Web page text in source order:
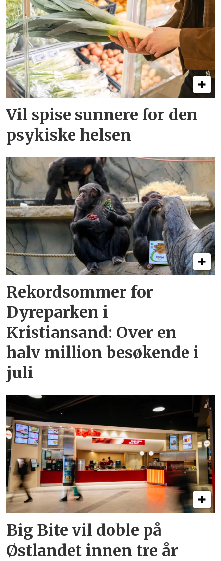
Vil spise sunnere for den
psykiske helsen
Rekordsommer for
Dyreparken i
Kristiansand: Over en
halv million besøkende i
juli
Big Bite vil doble på
Østlandet innen tre år